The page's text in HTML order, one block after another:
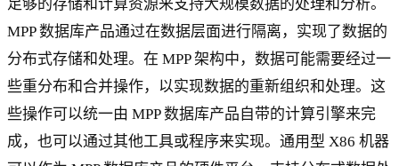
足够的存储和计算资源来支持大规模数据的处理和分析。
MPP 数据库产品通过在数据层面进行隔离，实现了数据的
分布式存储和处理。在 MPP 架构中，数据可能需要经过一
些重分布和合并操作，以实现数据的重新组织和处理。这
些操作可以统一由 MPP 数据库产品自带的计算引擎来完
成，也可以通过其他工具或程序来实现。通用型 X86 机器